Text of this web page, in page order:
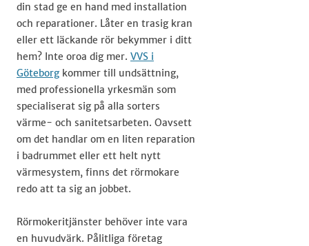
din stad ge en hand med installation
och reparationer. Låter en trasig kran
eller ett läckande rör bekymmer i ditt
hem? Inte oroa dig mer. VVS i
Göteborgkommer till undsättning,
med professionella yrkesmän som
specialiserat sig på alla sorters
värme- och sanitetsarbeten. Oavsett
om det handlar om en liten reparation
i badrummet eller ett helt nytt
värmesystem, finns det rörmokare
redo att ta sig an jobbet.
Rörmokeritjänster behöver inte vara
en huvudvärk. Pålitliga företag